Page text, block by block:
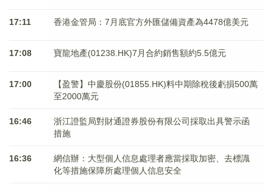
17:11 香港金管局：7月底官方外匯儲備資產為4478億美元
17:08 寶龍地產(01238.HK)7月合約銷售額約5.5億元
17:00
【盈警】中慶股份(01855.HK)料中期除稅後虧損500萬
至2000萬元
16:46
浙江證監局對財通證券股份有限公司採取出具警示函
措施
16:36
網信辦：大型個人信息處理者應當採取加密、去標識
化等措施保障所處理個人信息安全